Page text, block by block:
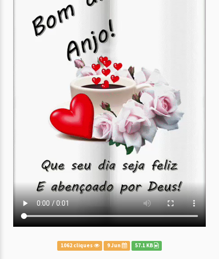
1062 cliques 9 Jun 57.1 KB